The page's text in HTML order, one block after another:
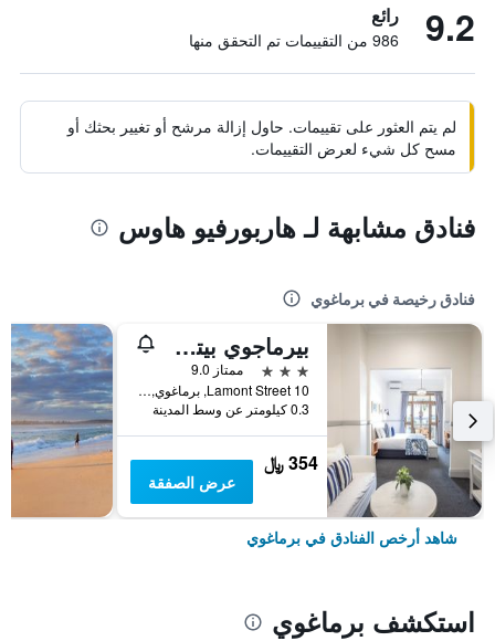
9.2 رائع
986 من التقييمات تم التحقق منها
لم يتم العثور على تقييمات. حاول إزالة مرشح أو تغيير بحثك أو
مسح كل شيء لعرض التقييمات.
فنادق مشابهة لـ هاربورفيو هاوس
فنادق رخيصة في برماغوي
بيرماجوي بيتش هوتل
3 نجوم
ممتاز 9.0
10 Lamont Street, برماغوي, NSW, أستراليا
0.3 كيلومتر عن وسط المدينة
354 ﷼
عرض الصفقة
شاهد أرخص الفنادق في برماغوي
استكشف برماغوي